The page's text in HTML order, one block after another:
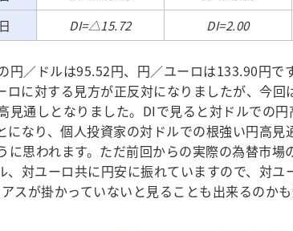
DI=△15.72 DI=2.00
円／ドルは95.52円、円／ユーロは133.90円で
ロに対する見方が正反対になりましたが、今回
見通しとなりました。DIで見ると対ドルでの
になり、個人投資家の対ドルでの根強い円高見
に思われます。ただ前回からの実際の為替市場
、対ユーロ共に円安に振れていますので、対ユ
スが掛かっていないと見ることも出来るのかも